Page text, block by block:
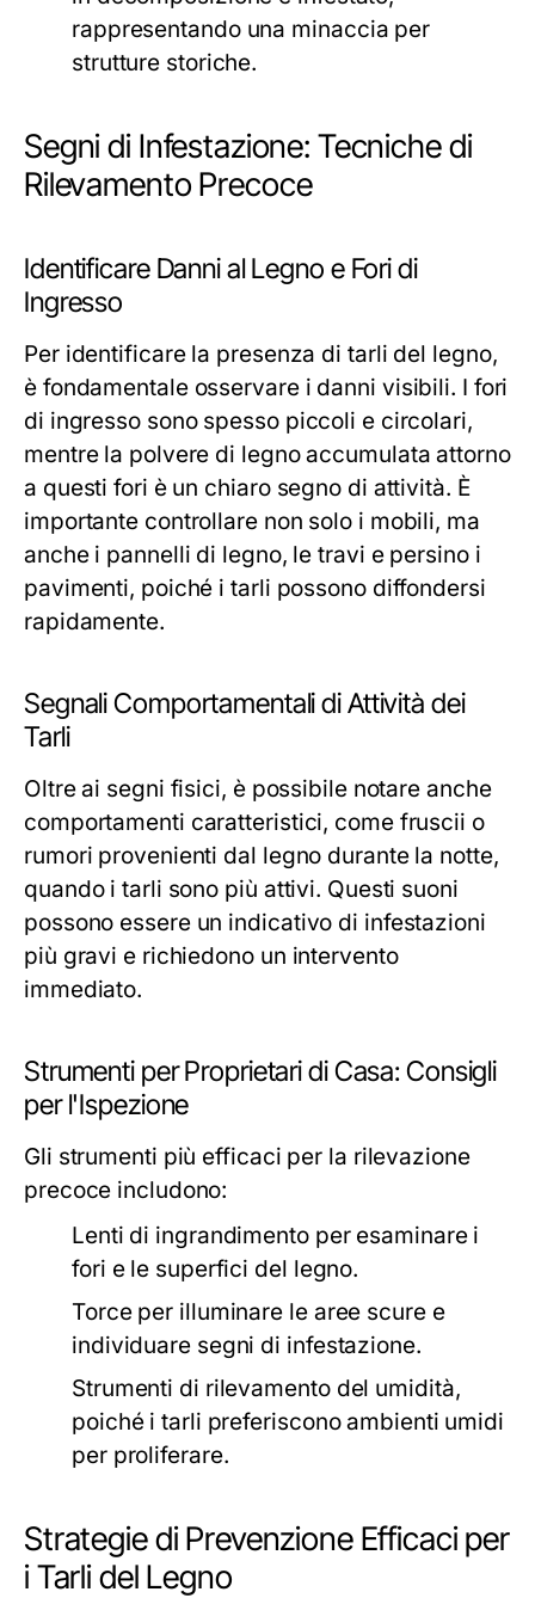
rappresentando una minaccia per
strutture storiche.
Segni di Infestazione: Tecniche di
Rilevamento Precoce
Identificare Danni al Legno e Fori di
Ingresso
Per identificare la presenza di tarli del legno,
è fondamentale osservare i danni visibili. I fori
di ingresso sono spesso piccoli e circolari,
mentre la polvere di legno accumulata attorno
a questi fori è un chiaro segno di attività. È
importante controllare non solo i mobili, ma
anche i pannelli di legno, le travi e persino i
pavimenti, poiché i tarli possono diffondersi
rapidamente.
Segnali Comportamentali di Attività dei
Tarli
Oltre ai segni fisici, è possibile notare anche
comportamenti caratteristici, come fruscii o
rumori provenienti dal legno durante la notte,
quando i tarli sono più attivi. Questi suoni
possono essere un indicativo di infestazioni
più gravi e richiedono un intervento
immediato.
Strumenti per Proprietari di Casa: Consigli
per l'Ispezione
Gli strumenti più efficaci per la rilevazione
precoce includono:
Lenti di ingrandimento per esaminare i
fori e le superfici del legno.
Torce per illuminare le aree scure e
individuare segni di infestazione.
Strumenti di rilevamento del umidità,
poiché i tarli preferiscono ambienti umidi
per proliferare.
Strategie di Prevenzione Efficaci per
i Tarli del Legno